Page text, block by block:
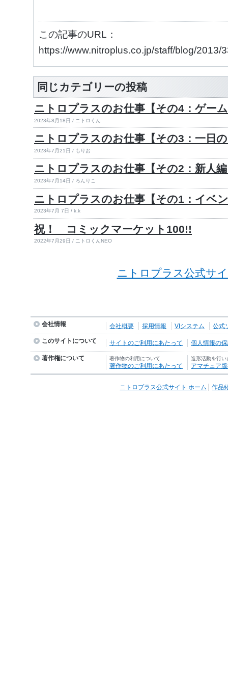
この記事のURL：
https://www.nitroplus.co.jp/staff/blog/2013/
同じカテゴリーの投稿
ニトロプラスのお仕事【その4：ゲー
2023年8月18日 / ニトロくん
ニトロプラスのお仕事【その3：一日
2023年7月21日 / もりお
ニトロプラスのお仕事【その2：新人
2023年7月14日 / ろんりこ
ニトロプラスのお仕事【その1：イベ
2023年7月 7日 / k.k
祝！ コミックマーケット100!!
2022年7月29日 / ニトロくんNEO
ニトロプラス公式サ
会社情報 会社概要 採用情報 VIシステム 公式
このサイトについて サイトのご利用にあたって 個人情報の
著作権について 著作物の利用について
著作物のご利用にあたって
造形活動を行い
アマチュア
ニトロプラス公式サイト ホーム 作品